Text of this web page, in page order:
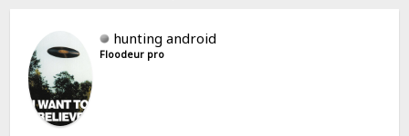
hunting android
Floodeur pro